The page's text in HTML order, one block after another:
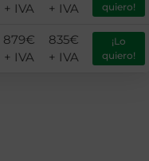
+ IVA
+ IVA
quiero!
879€
+ IVA
835€
+ IVA
¡Lo
quiero!